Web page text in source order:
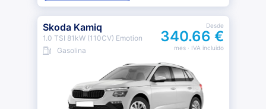
Skoda Kamiq
1.0 TSI 81kW (110CV) Emotion
Gasolina
Desde
340.66 €
mes· IVA incluido